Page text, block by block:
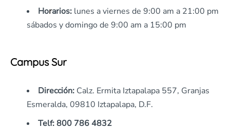
Horarios: lunes a viernes de 9:00 am a 21:00 pm
sábados y domingo de 9:00 am a 15:00 pm
Campus Sur
Dirección: Calz. Ermita Iztapalapa 557, Granjas
Esmeralda, 09810 Iztapalapa, D.F.
Telf:800 786 4832